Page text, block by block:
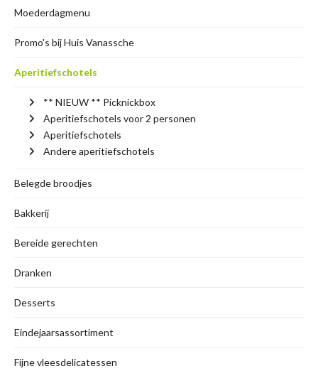
Moederdagmenu
Promo's bij Huis Vanassche
Aperitiefschotels
** NIEUW ** Picknickbox
Aperitiefschotels voor 2 personen
Aperitiefschotels
Andere aperitiefschotels
Belegde broodjes
Bakkerij
Bereide gerechten
Dranken
Desserts
Eindejaarsassortiment
Fijne vleesdelicatessen